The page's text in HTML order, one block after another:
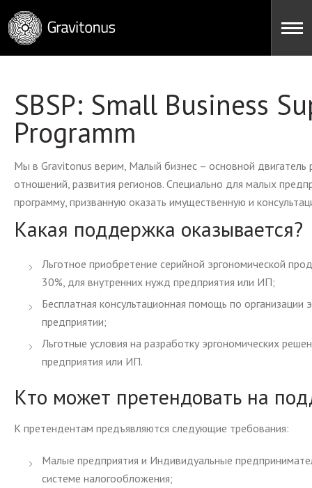
Gravitonus Menu
SBSP: Small Business
Programm
Мы в Gravitonus верим, Малый бизнес – основной двигатель
отношений, развития регионов. Специально для малых
программу, призванную оказать имущественную и
Какая поддержка оказывается?
Льготное приобретение серийной эргономической
30%, для внутренних нужд предприятия или ИП;
Бесплатная консультационная помощь по организации
предприятии;
Льготные условия на разработку эргономических
предприятия или ИП.
Кто может претендовать на
К претендентам предъявляются следующие требования:
Малые предприятия и Индивидуальные
системе налогообложения;